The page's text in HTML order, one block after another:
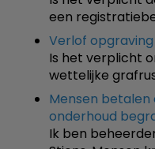
een
Verlof
Is het verplicht
wettelijke
Mensen
onderhoud
Ik ben